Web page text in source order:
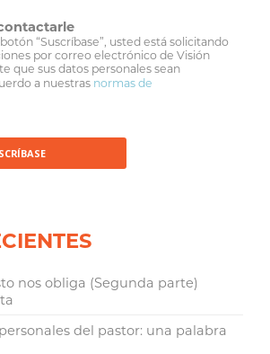
“Suscríbase”, usted está solicitando
por correo electrónico de Visión
que sus datos personales sean
a nuestras normas de
nos obliga (Segunda parte)
del pastor: una palabra